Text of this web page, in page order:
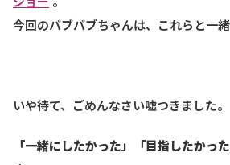
今回のバブバブちゃんは、これらと一
いや待て、ごめんなさい嘘つきました。
「一緒にしたかった」「目指したかっ